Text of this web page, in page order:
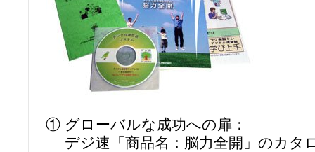
① グローバルな成功への扉：
デジ速「商品名：脳力全開」のカタ